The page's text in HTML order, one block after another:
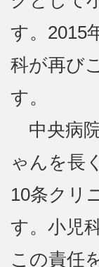
す。2015
科が再び
す。
中央病
ゃんを長
10条クリ
す。小児
この責任